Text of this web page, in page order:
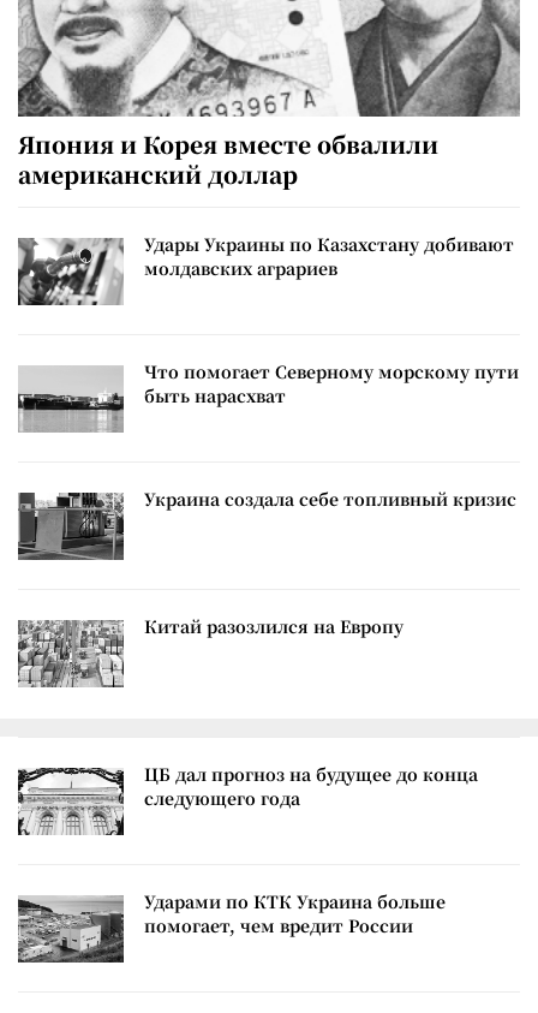
Япония и Корея вместе обвалили
американский доллар
Удары Украины по Казахстану добивают
молдавских аграриев
Что помогает Северному морскому пути
быть нарасхват
Украина создала себе топливный кризис
Китай разозлился на Европу
ЦБ дал прогноз на будущее до конца
следующего года
Ударами по КТК Украина больше
помогает, чем вредит России